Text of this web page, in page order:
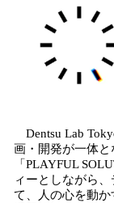
Dentsu Lab
画・開発が一体と
「PLAYFUL
ィーとしながら
て、人の心を動